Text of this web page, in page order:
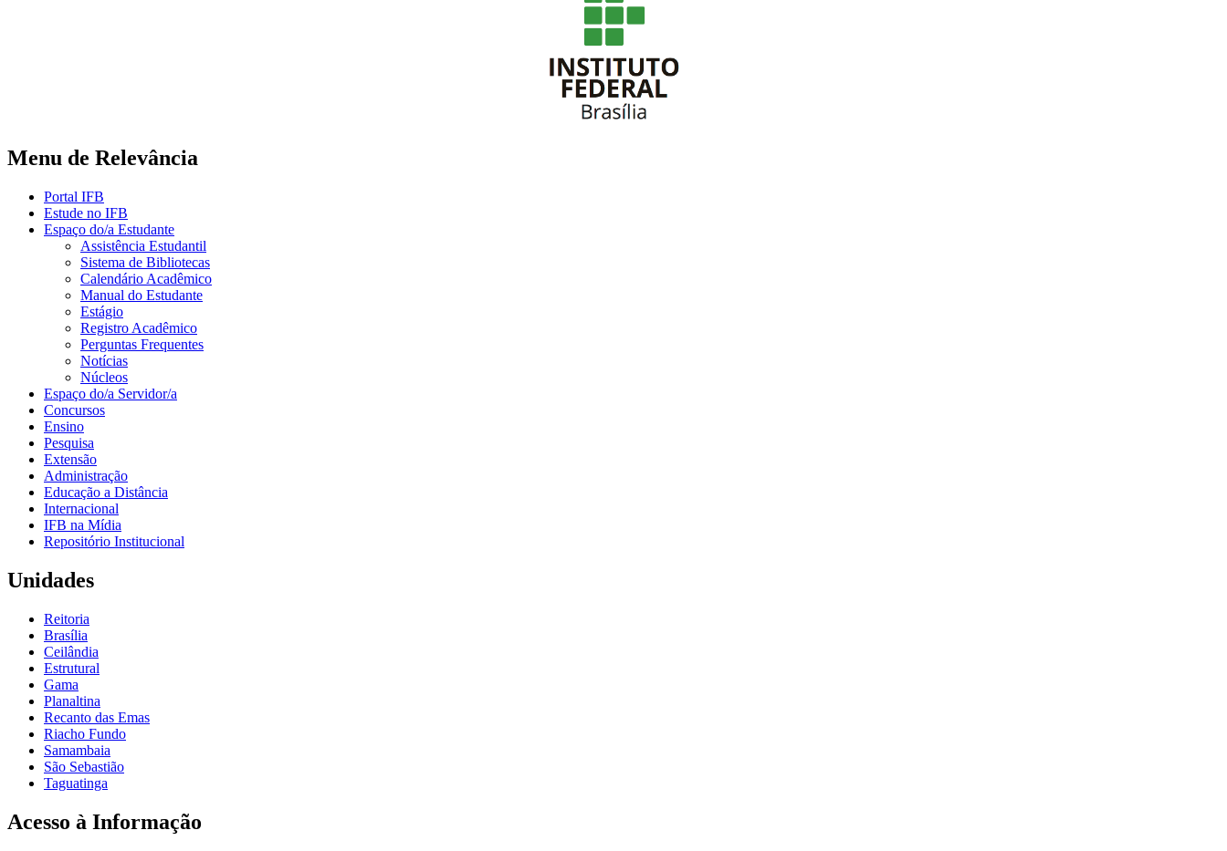
Menu de Relevância
Portal IFB
Estude no IFB
Espaço do/a Estudante
Assistência Estudantil
Sistema de Bibliotecas
Calendário Acadêmico
Manual do Estudante
Estágio
Registro Acadêmico
Perguntas Frequentes
Notícias
Núcleos
Espaço do/a Servidor/a
Concursos
Ensino
Pesquisa
Extensão
Administração
Educação a Distância
Internacional
IFB na Mídia
Repositório Institucional
Unidades
Reitoria
Brasília
Ceilândia
Estrutural
Gama
Planaltina
Recanto das Emas
Riacho Fundo
Samambaia
São Sebastião
Taguatinga
Acesso à Informação